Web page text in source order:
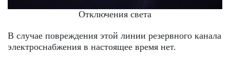
Отключения света
В случае повреждения этой линии резервного канала
электроснабжения в настоящее время нет.